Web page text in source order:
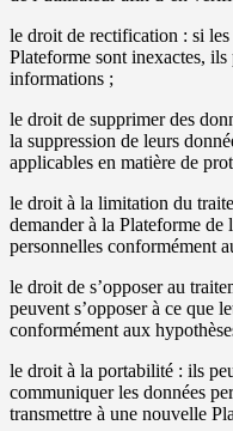
le droit de rectification : si les
Plateforme sont inexactes,
informations ;
le droit de supprimer des
la suppression de leurs
applicables en matière de
le droit à la limitation du
demander à la Plateforme de
personnelles conformément
le droit de s’opposer au
peuvent s’opposer à ce que
conformément aux
le droit à la portabilité : ils
communiquer les données
transmettre à une nouvelle